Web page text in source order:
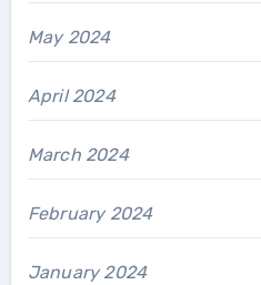
May 2024
April 2024
March 2024
February 2024
January 2024